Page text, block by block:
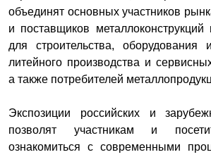
объединят основных участников
и поставщиков металлоконструкций
для строительства, оборудования
литейного производства и
а также потребителей
Экспозиции российских и
позволят участникам и
ознакомиться с современными